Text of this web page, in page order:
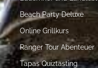
Beach Party Deluxe
Online Grillkurs
Ranger Tour Abenteuer
Tapas Quiztasting